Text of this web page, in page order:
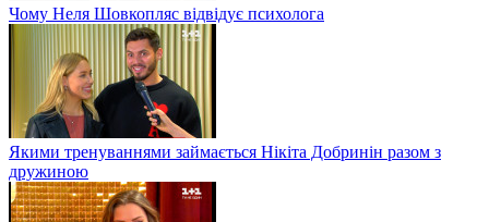
Чому Неля Шовкопляс відвідує психолога
Якими тренуваннями займається Нікіта Добринін разом з
дружиною